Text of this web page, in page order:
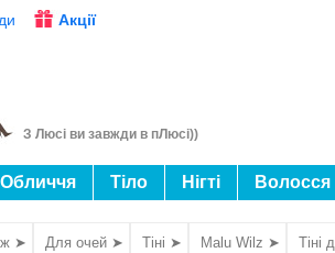
Акції
З Люсі ви завжди в пЛюсі))
Обличчя Тіло Нігті Волосся
➤ Для очей ➤ Тіні ➤ Malu Wilz ➤ Тіні